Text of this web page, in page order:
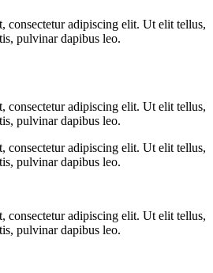
consectetur adipiscing elit. Ut elit tellus,
pulvinar dapibus leo.
consectetur adipiscing elit. Ut elit tellus,
pulvinar dapibus leo.
consectetur adipiscing elit. Ut elit tellus,
pulvinar dapibus leo.
consectetur adipiscing elit. Ut elit tellus,
pulvinar dapibus leo.